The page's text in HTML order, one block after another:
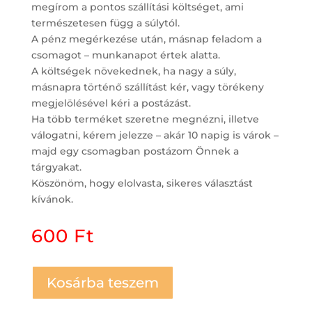
megírom a pontos szállítási költséget, ami
természetesen függ a súlytól.
A pénz megérkezése után, másnap feladom a
csomagot – munkanapot értek alatta.
A költségek növekednek, ha nagy a súly,
másnapra történő szállítást kér, vagy törékeny
megjelölésével kéri a postázást.
Ha több terméket szeretne megnézni, illetve
válogatni, kérem jelezze – akár 10 napig is várok –
majd egy csomagban postázom Önnek a
tárgyakat.
Köszönöm, hogy elolvasta, sikeres választást
kívánok.
600 Ft
Kosárba teszem